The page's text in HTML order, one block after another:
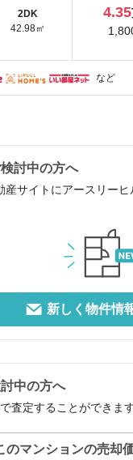
2DK
42.98㎡
4.35
など
討中の方へ
サイトにアースリー
新しく物件情
中の方へ
査定することができます
のマンションの売却